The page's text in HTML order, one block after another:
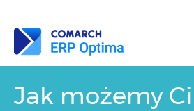
Jak możemy